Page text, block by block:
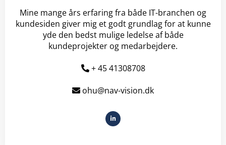
Mine mange års erfaring fra både IT-branchen og
kundesiden giver mig et godt grundlag for at kunne
yde den bedst mulige ledelse af både
kundeprojekter og medarbejdere.
+ 45 41308708
ohu@nav-vision.dk